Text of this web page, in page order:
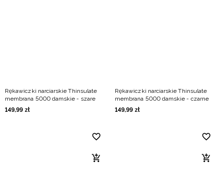
Rękawiczki narciarskie Thinsulate
membrana 5000 damskie - szare
149,99 zł
Rękawiczki narciarskie Thinsulate
membrana 5000 damskie - czarne
149,99 zł